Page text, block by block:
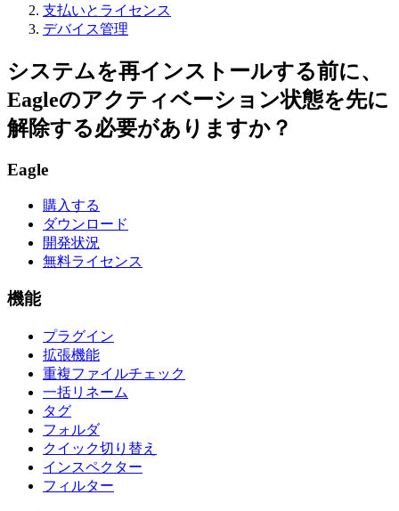
支払いとライセンス
デバイス管理
システムを再インストールする前に、
Eagleのアクティベーション状態を先に
解除する必要がありますか？
Eagle
購入する
ダウンロード
開発状況
無料ライセンス
機能
プラグイン
拡張機能
重複ファイルチェック
一括リネーム
タグ
フォルダ
クイック切り替え
インスペクター
フィルター